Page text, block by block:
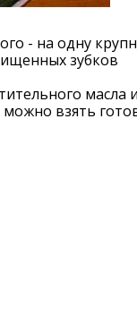
- на одну
зубков
масла и
взять